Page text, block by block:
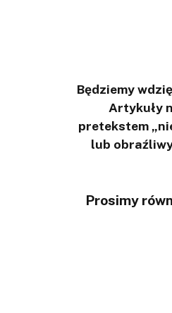
Będziemy
Artykuły
pretekstem
lub
Prosimy